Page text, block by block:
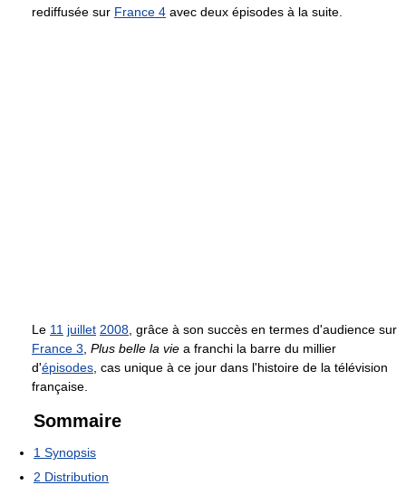
rediffusée sur France 4 avec deux épisodes à la suite.
Le 11 juillet 2008 , grâce à son succès en termes d'audience sur
France 3 Plus belle la vie a franchi la barre du millier
d'épisodes , cas unique à ce jour dans l'histoire de la télévision
française.
Sommaire
1 Synopsis
2 Distribution